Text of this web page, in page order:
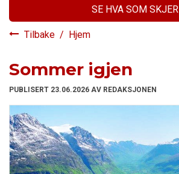
SE HVA SOM SKJER
Tilbake / Hjem
Sommer igjen
PUBLISERT 23.06.2026 AV REDAKSJONEN